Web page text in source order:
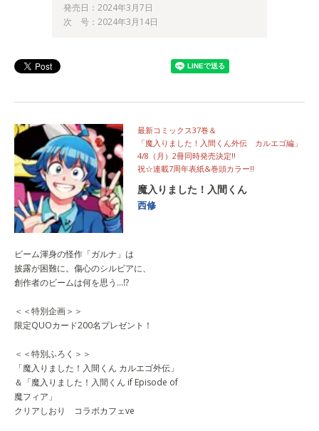
発売日：2024年3月7日
次 号：2024年3月14日
最新コミックス37巻＆
「魔入りました！入間くん外伝 カルエゴ編」
4/8（月）2冊同時発売決定‼
祝☆連載7周年表紙&巻頭カラー‼︎
魔入りました！入間くん
西修
ビーム渾身の怪作「ガルナ」は
披露が困難に。傷心のシルビアに、
創作者のビームは何を思う…⁉︎
＜＜特別企画＞＞
限定QUOカード200名プレゼント！
＜＜特別ふろく＞＞
「魔入りました！入間くん カルエゴ外伝」
＆「魔入りました！入間くん if Episode of
魔フィア」
クリアしおり コラボカフェve